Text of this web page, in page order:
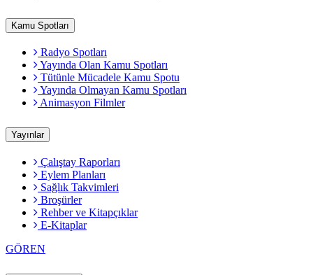
Kamu Spotları
Radyo Spotları
Yayında Olan Kamu Spotları
Tütünle Mücadele Kamu Spotu
Yayında Olmayan Kamu Spotları
Animasyon Filmler
Yayınlar
Çalıştay Raporları
Eylem Planları
Sağlık Takvimleri
Broşürler
Rehber ve Kitapçıklar
E-Kitaplar
GÖREN